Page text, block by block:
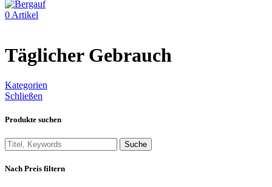
0 Artikel
Täglicher Gebrauch
Kategorien
Schließen
Produkte suchen
Suche
Nach Preis filtern